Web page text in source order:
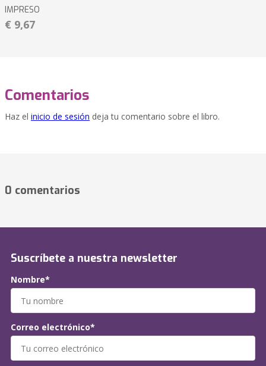
IMPRESO
€ 9,67
Comentarios
Haz el inicio de sesión deja tu comentario sobre el libro.
0 comentarios
Suscríbete a nuestra newsletter
Nombre*
Correo electrónico*